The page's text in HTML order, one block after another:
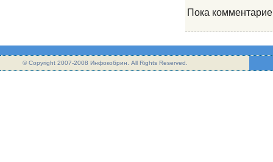
Пока
© Copyright 2007-2008 Инфокобрин. All Rights Reserved.